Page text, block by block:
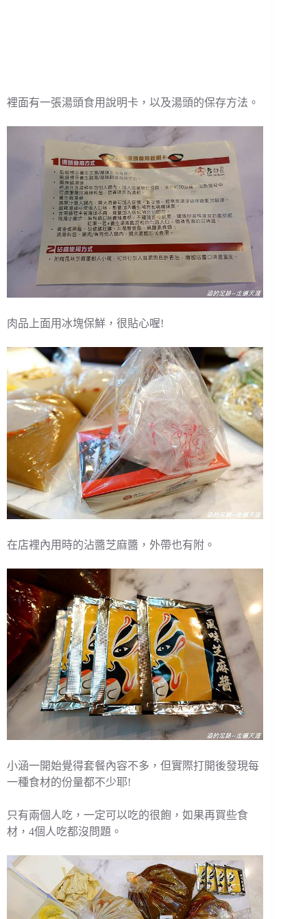
裡面有一張湯頭食用說明卡，以及湯頭的保存方法。
肉品上面用冰塊保鮮，很貼心喔!
在店裡內用時的沾醬芝麻醬，外帶也有附。
小涵一開始覺得套餐內容不多，但實際打開後發現每
一種食材的份量都不少耶!
只有兩個人吃，一定可以吃的很飽，如果再買些食
材，4個人吃都沒問題。